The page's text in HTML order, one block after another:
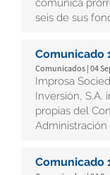
comunica
seis de sus
Comunicado
Comunicados | 04
Improsa
Inversión,
propias del
Comunicado